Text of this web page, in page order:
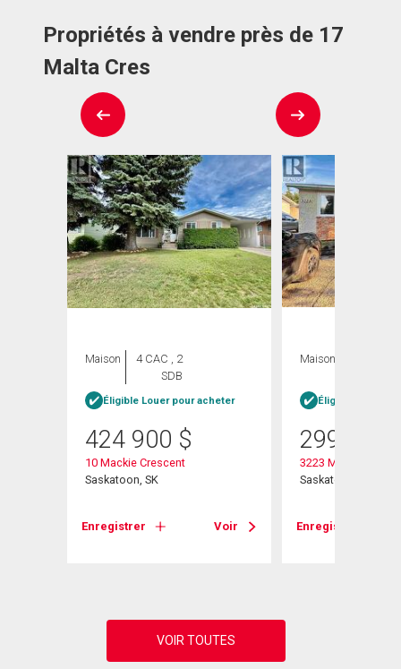
Propriétés à vendre près de 17
Malta Cres
Maison
4 CAC , 2
SDB
Éligible Louer pour acheter
424 900 $
10 Mackie Crescent
Saskatoon, SK
Enregistrer Voir
Maison
Éligible Louer
299 900
3223 Maxwell Street
Saskatoon, SK
Enregistrer